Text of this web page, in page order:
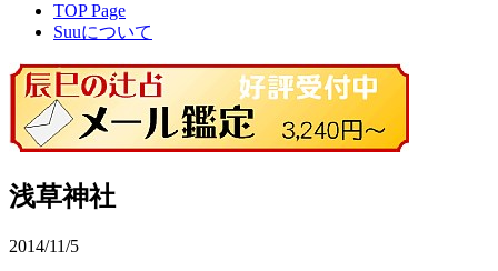
TOP Page
Suuについて
浅草神社
2014/11/5